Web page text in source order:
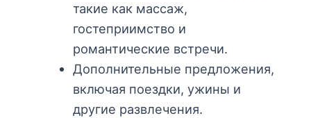
такие как массаж,
гостеприимство и
романтические встречи.
Дополнительные предложения,
включая поездки, ужины и
другие развлечения.